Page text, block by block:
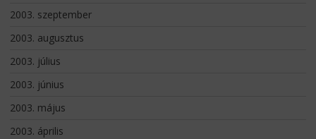
2003. szeptember
2003. augusztus
2003. július
2003. június
2003. május
2003. április